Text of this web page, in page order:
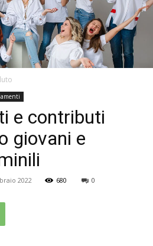
e contributi
giovani e
2022 680 0